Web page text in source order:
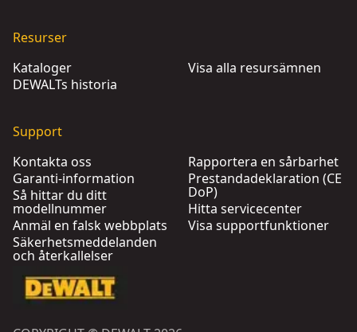
Resurser
Kataloger
DEWALTs historia
Visa alla resursämnen
Support
Kontakta oss
Garanti-information
Så hittar du ditt
modellnummer
Anmäl en falsk webbplats
Säkerhetsmeddelanden
och återkallelser
Rapportera en sårbarhet
Prestandadeklaration (CE
DoP)
Hitta servicecenter
Visa supportfunktioner